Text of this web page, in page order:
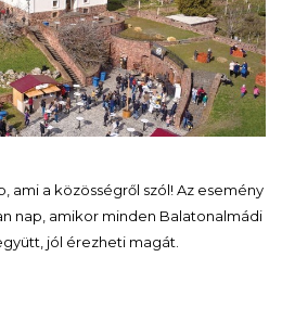
ami a közösségről szól! Az esemény
nap, amikor minden Balatonalmádi
jól érezheti magát.